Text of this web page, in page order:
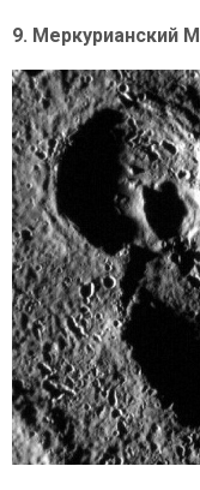
9. Меркурианский